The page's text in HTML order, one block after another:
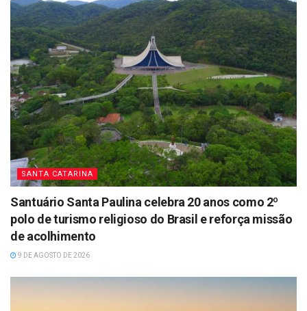
SANTA CATARINA
Santuário Santa Paulina celebra 20 anos como 2º
polo de turismo religioso do Brasil e reforça missão
de acolhimento
9 DE AGOSTO DE 2026